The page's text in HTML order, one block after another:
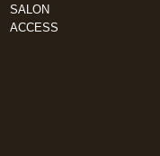
SALON
ACCESS